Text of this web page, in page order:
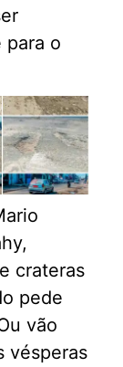
para o
crateras
pede
vão
vésperas